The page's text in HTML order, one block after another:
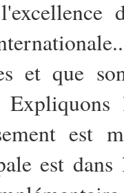
et que
est
est